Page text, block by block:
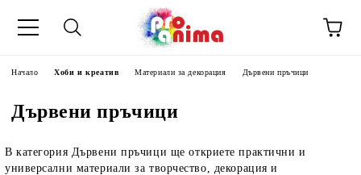
Начало Хоби и креатив Материали за декорация Дървени пръчици
Дървени пръчици
В категория Дървени пръчици ще откриете практични и
универсални материали за творчество, декорация и